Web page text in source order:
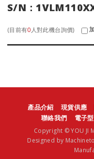
S/N：
(目前有0人對此機台詢價)
產品介紹 現貨供應
聯絡我們
電子
Copyright © YOU JI
Designed by